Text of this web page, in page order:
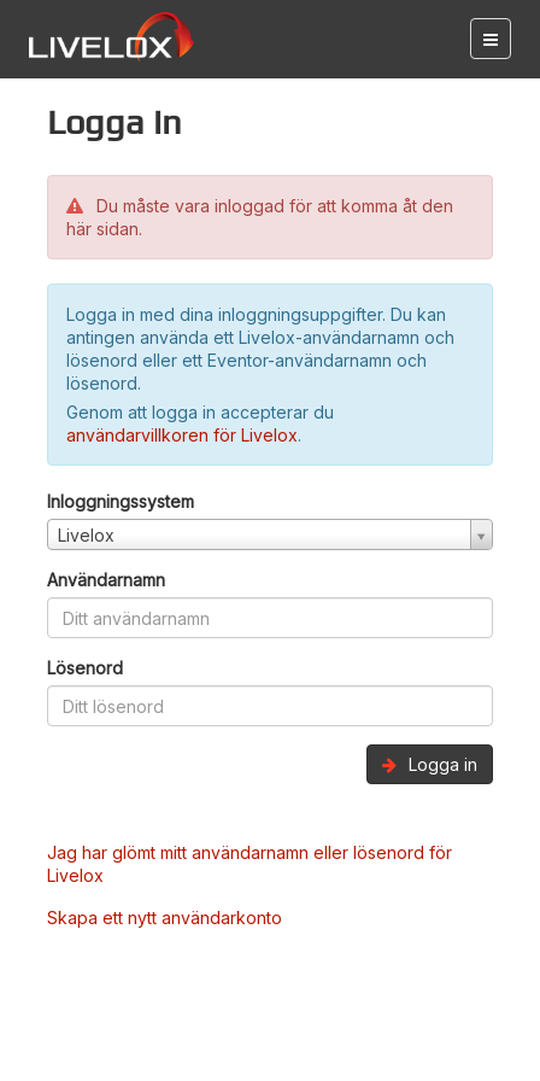
Logga in
Du måste vara inloggad för att komma åt den
här sidan.
Logga in med dina inloggningsuppgifter. Du kan
antingen använda ett Livelox-användarnamn och
lösenord eller ett Eventor-användarnamn och
lösenord.
Genom att logga in accepterar du
användarvillkoren för Livelox.
Inloggningssystem
Livelox
Användarnamn
Lösenord
Logga in
Jag har glömt mitt användarnamn eller lösenord för
Livelox
Skapa ett nytt användarkonto